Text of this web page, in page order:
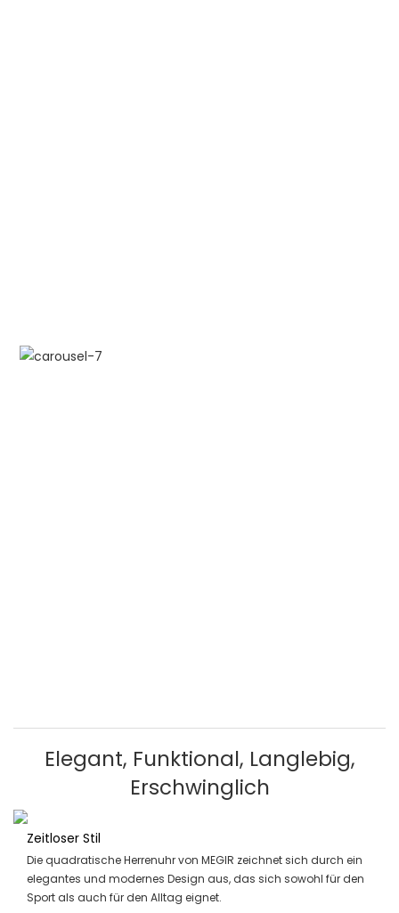
Elegant, Funktional, Langlebig,
Erschwinglich
Zeitloser Stil
Die quadratische Herrenuhr von MEGIR zeichnet sich durch ein
elegantes und modernes Design aus, das sich sowohl für den
Sport als auch für den Alltag eignet.